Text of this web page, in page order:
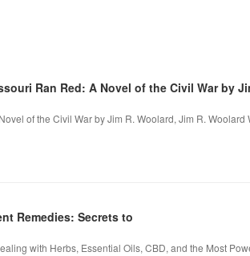
Ran Red: A Novel of the Civil War by
of the Civil War by Jim R. Woolard, Jim R.
Remedies: Secrets to
with Herbs, Essential Oils, CBD, and the Most